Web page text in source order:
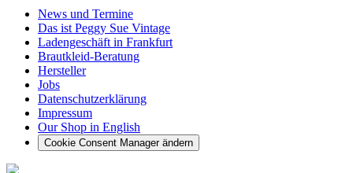
News und Termine
Das ist Peggy Sue Vintage
Ladengeschäft in Frankfurt
Brautkleid-Beratung
Hersteller
Jobs
Datenschutzerklärung
Impressum
Our Shop in English
Cookie Consent Manager ändern